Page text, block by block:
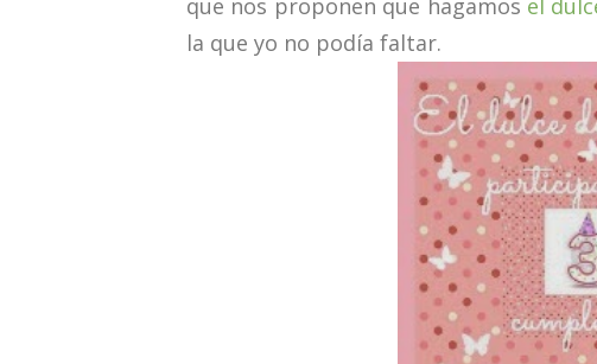
que nos proponen que hagamos el
la que yo no podía faltar.